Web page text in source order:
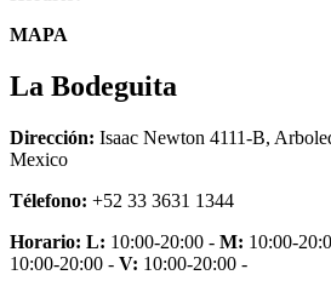
MAPA
La Bodeguita
Dirección: Isaac Newton 4111-B,
Mexico
Télefono: +52 33 3631 1344
Horario: L: 10:00-20:00 - M: 10:00-
10:00-20:00 - V: 10:00-20:00 -